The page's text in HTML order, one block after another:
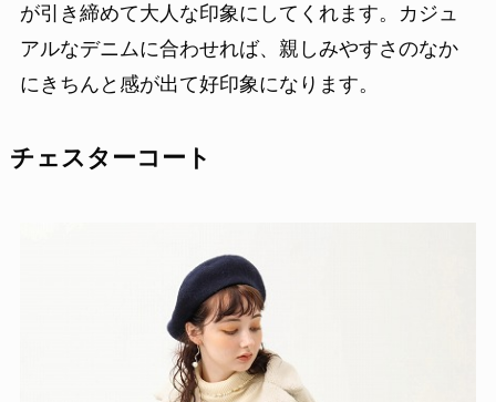
が引き締めて大人な印象にしてくれます。カジュ
アルなデニムに合わせれば、親しみやすさのなか
にきちんと感が出て好印象になります。
チェスターコート